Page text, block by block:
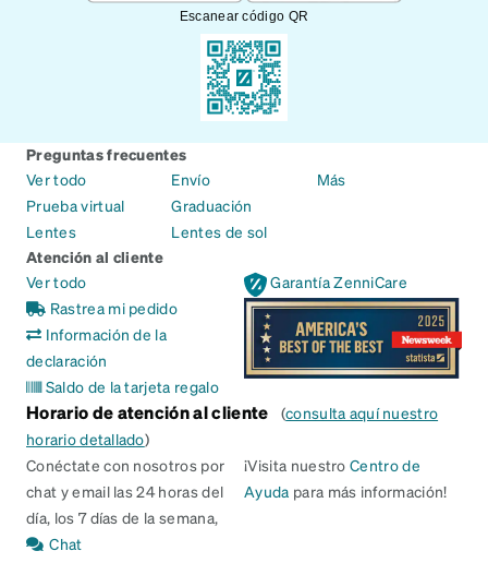
Escanear código QR
Preguntas frecuentes
Ver todo
Prueba virtual
Lentes
Envío
Graduación
Lentes de sol
Más
Atención al cliente
Ver todo
Rastrea mi pedido
Información de la
declaración
Saldo de la tarjeta regalo
Garantía ZenniCare
Horario de atención al cliente (consulta aquí nuestro
horario detallado)
Conéctate con nosotros por
chat y email las 24 horas del
día, los 7 días de la semana,
Chat
¡Visita nuestroCentro de
Ayuda para más información!